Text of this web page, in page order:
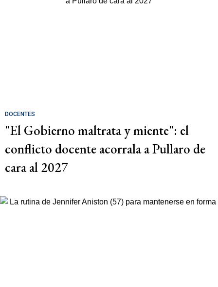
DOCENTES
"El Gobierno maltrata y miente": el
conflicto docente acorrala a Pullaro de
cara al 2027